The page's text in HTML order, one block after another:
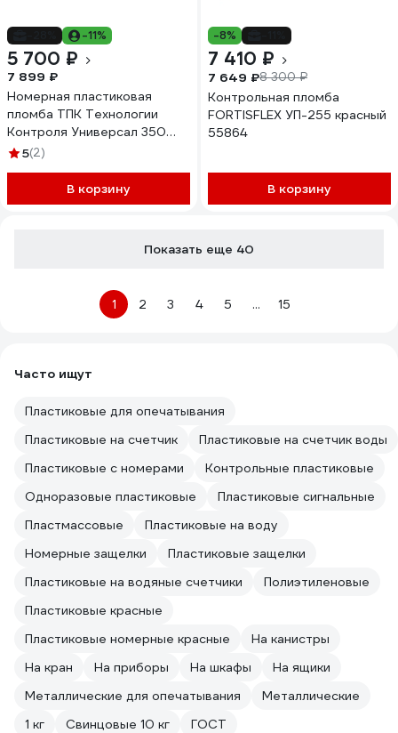
-11%
5 700 ₽
7 899 ₽
Номерная пластиковая
пломба ТПК Технологии
Контроля Универсал 350
(Цвет:желтый) 1000 шт
5(2)
В корзину
-8%
7 410 ₽
7 649 ₽8 300 ₽
Контрольная пломба
FORTISFLEX УП-255 красный
55864
В корзину
Показать еще 40
1 2 3 4 5 ... 15
Часто ищут
Пластиковые для опечатывания
Пластиковые на счетчик
Пластиковые на счетчик воды
Пластиковые с номерами
Контрольные пластиковые
Одноразовые пластиковые
Пластиковые сигнальные
Пластмассовые
Пластиковые на воду
Номерные защелки
Пластиковые защелки
Пластиковые на водяные счетчики
Полиэтиленовые
Пластиковые красные
Пластиковые номерные красные
На канистры
На кран
На приборы На шкафы
На ящики
Металлические для опечатывания
Металлические
1 кг
Свинцовые 10 кг
ГОСТ